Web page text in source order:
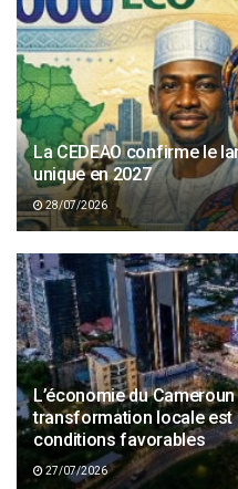
La CEDEAO confirme le
unique en 2027
28/07/2026
L’économie du
transformation locale est
conditions favorables
27/07/2026